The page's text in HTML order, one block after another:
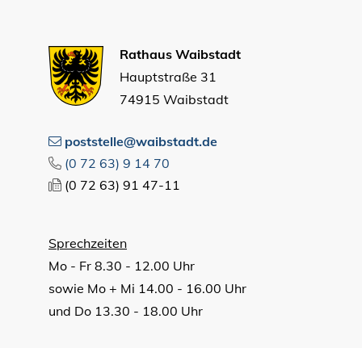
Rathaus Waibstadt
Hauptstraße 31
74915 Waibstadt
poststelle@waibstadt.de
(0 72 63) 9 14 70
(0 72 63) 91 47-11
Sprechzeiten
Mo - Fr 8.30 - 12.00 Uhr
sowie Mo + Mi 14.00 - 16.00 Uhr
und Do 13.30 - 18.00 Uhr